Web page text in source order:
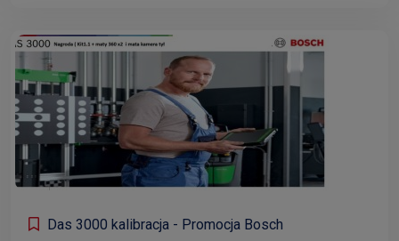
Das 3000 kalibracja - Promocja Bosch